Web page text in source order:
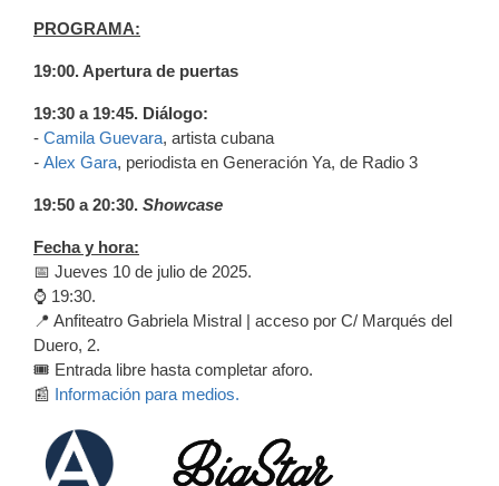
PROGRAMA:
19:00. Apertura de puertas
19:30 a 19:45. Diálogo:
- Camila Guevara, artista cubana
- Alex Gara, periodista en Generación Ya, de Radio 3
19:50 a 20:30. Showcase
Fecha y hora:
📅 Jueves 10 de julio de 2025.
⌚️ 19:30.
📍 Anfiteatro Gabriela Mistral | acceso por C/ Marqués del
Duero, 2.
🎟️ Entrada libre hasta completar aforo.
📰 Información para medios.